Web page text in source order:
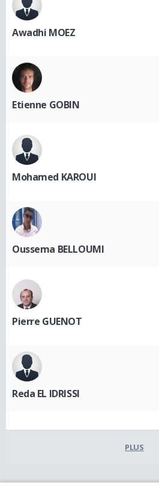
Awadhi MOEZ
Etienne GOBIN
Mohamed KAROUI
Oussema BELLOUMI
Pierre GUENOT
Reda EL IDRISSI
PLUS